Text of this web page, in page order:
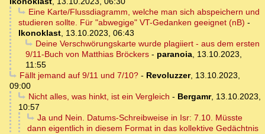
Eine Karte/Flussdiagramm, welche man sich abspeichern und
studieren sollte. Für "abwegige" VT-Gedanken geeignet (nB) -
Ikonoklast, 13.10.2023, 06:43
Deine Verschwörungskarte wurde plagiiert - aus dem ersten
9/11-Buch von Matthias Bröckers - paranoia, 13.10.2023,
11:55
Fällt jemand auf 9/11 und 7/10?- Revoluzzer, 13.10.2023,
09:00
Nicht alles, was hinkt, ist ein Vergleich - Bergamr, 13.10.2023,
10:57
Ja und Nein. Datums-Schreibweise in Isr: 7.10. Müsste
dann eigentlich in diesem Format in das kollektive Gedächtnis